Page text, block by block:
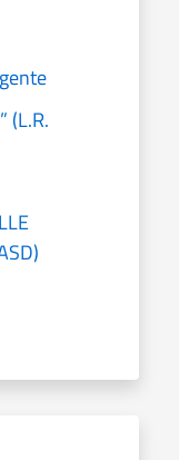
(L.R.